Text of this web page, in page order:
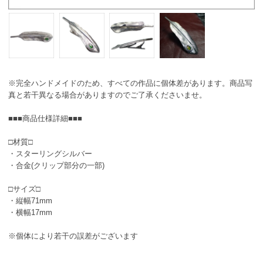
※完全ハンドメイドのため、すべての作品に個体差があります。商品写
真と若干異なる場合がありますのでご了承くださいませ。
■■■商品仕様詳細■■■
□材質□
・スターリングシルバー
・合金(クリップ部分の一部)
□サイズ□
・縦幅71mm
・横幅17mm
※個体により若干の誤差がございます